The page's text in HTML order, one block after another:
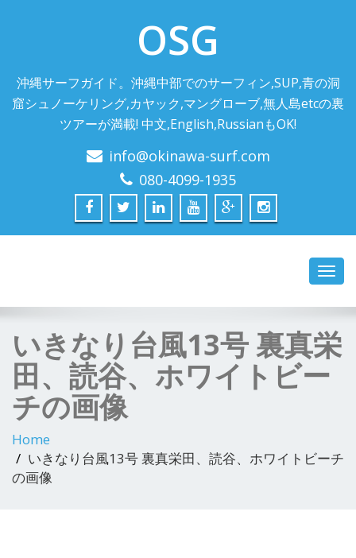
OSG
沖縄サーフガイド。沖縄中部でのサーフィン,SUP,青の洞
窟シュノーケリング,カヤック,マングローブ,無人島etcの裏
ツアーが満載! 中文,English,RussianもOK!
info@okinawa-surf.com
080-4099-1935
いきなり台風13号 裏真栄
田、読谷、ホワイトビー
チの画像
Home
いきなり台風13号 裏真栄田、読谷、ホワイトビーチ
の画像